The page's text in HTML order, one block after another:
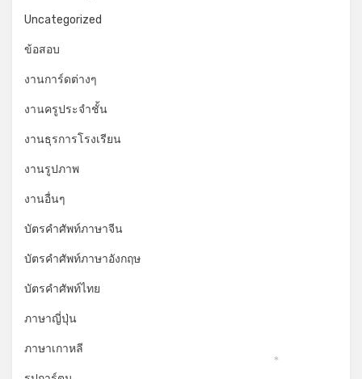
Uncategorized
ข้อสอบ
งานการ์ดต่างๆ
งานครูประจำชั้น
งานธุรการโรงเรียน
งานรูปภาพ
งานอื่นๆ
บัตรคำศัพท์ภาษาจีน
บัตรคำศัพท์ภาษาอังกฤษ
บัตรคำศัพท์ไทย
ภาษาญี่ปุ่น
ภาษาเกาหลี
*